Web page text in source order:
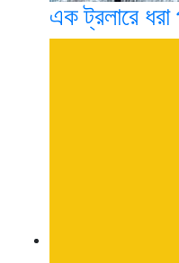
এক ট্রলারে